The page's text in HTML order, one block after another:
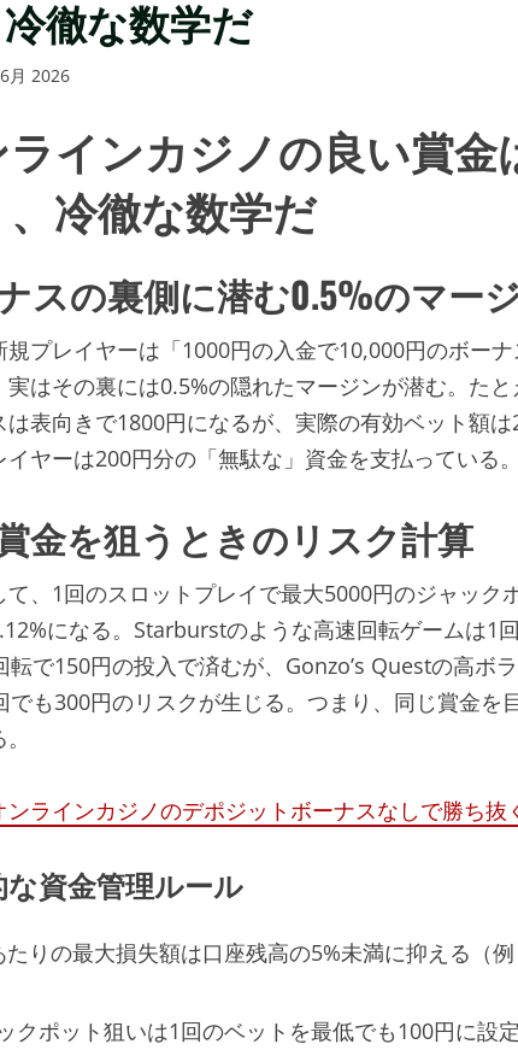
徹な数学だ
月 2026
インカジノの良い賞金
冷徹な数学だ
スの裏側に潜む0.5%のマー
規プレイヤーは「1000円の入金で10,000円のボー
実はその裏には0.5%の隠れたマージンが潜む。た
は表向きで1800円になるが、実際の有効ベット額
ヤーは200円分の「無駄な」資金を支払っている。
金を狙うときのリスク計算
て、1回のスロットプレイで最大5000円のジャック
になる。Starburstのような高速回転ゲームは1
転で150円の投入で済むが、Gonzo’s Questの高ボ
でも300円のリスクが生じる。つまり、同じ賞金を
ンラインカジノのデポジットボーナスなしで勝ち抜
な資金管理ルール
たりの最大損失額は口座残高の5%未満に抑える（
クポット狙いは1回のベットを最低でも100円に設